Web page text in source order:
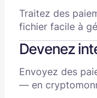
Traitez des
fichier facile à
Devenez
Envoyez des
— en